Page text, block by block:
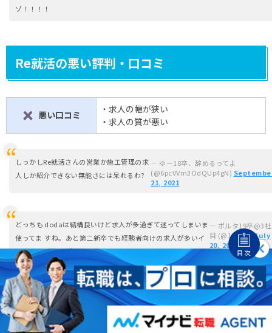
ゾ！！！！
Re就活の悪い評判・口コミ
✘
悪い口コミ
・求人の幅が狭い
・求人の質が悪い
しっかしRe就活さんの営業か施工管理の求
人しか紹介できない無能さには呆れるわ?
— ゆー18卒、辞めるってよ
(@6pcVVm3OdQUp4gN)
21, 2021
どっちも
使ってま
す！
dodaは結構良いけど求人が多過ぎて迷ってしまいま
すね。あと第二新卒でも経験者向けの求人が多いイ
メージがあります。
Re就活は正直なところ求人の質は悪いと思いま
す、、飛び込みとかの営業案件多めかと
— ポルタ19卒@3社
目 (@1Qd99)July
20, 2020
目次